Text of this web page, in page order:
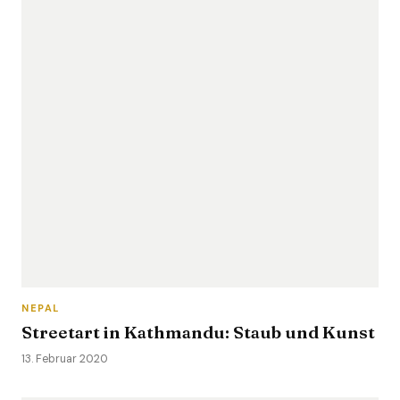
NEPAL
Streetart in Kathmandu: Staub und Kunst
13. Februar 2020